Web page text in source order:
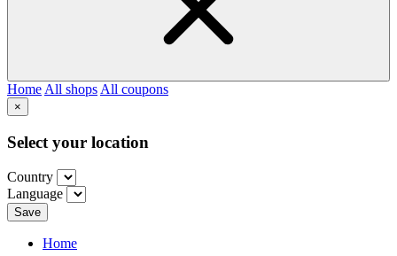
Home All shops All coupons
×
Select your location
Country
Language
Save
Home